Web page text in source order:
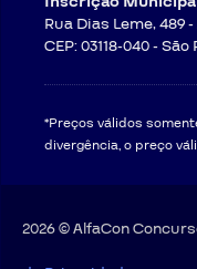
Rua Dias Leme, 489
CEP: 03118-040 -São
*Preços válidos
divergência, o preço
2026 © AlfaCon